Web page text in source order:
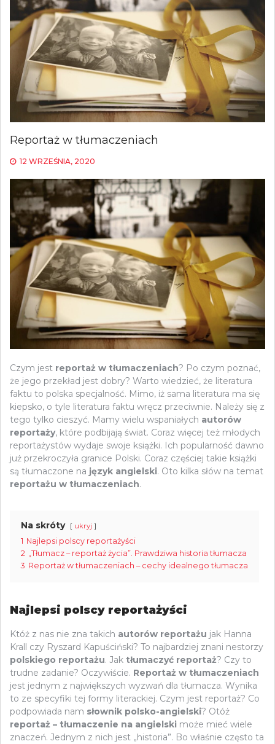
Reportaż w tłumaczeniach
12 WRZEŚNIA, 2020
Czym jest reportaż w tłumaczeniach? Po czym poznać,
że jego przekład jest dobry? Warto wiedzieć, że literatura
faktu to polska specjalność. Mimo, iż sama literatura ma się
kiepsko, o tyle literatura faktu wręcz przeciwnie. Należy się z
tego tylko cieszyć. Mamy wielu wspaniałych autorów
reportaży, które podbijają świat. Coraz więcej też młodych
reportażystów wydaje swoje książki. Ich popularność dawno
już przekroczyła granice Polski. Coraz częściej takie książki
są tłumaczone na język angielski. Oto kilka słów na temat
reportażu w tłumaczeniach.
Na skróty ukryj
1 Najlepsi polscy reportażyści
2 „Tłumacz – reportaż życia”. Prawdziwa historia tłumacza
3 Reportaż w tłumaczeniach – cechy idealnego tłumacza
Najlepsi polscy reportażyści
Któż z nas nie zna takich autorów reportażu jak Hanna
Krall czy Ryszard Kapuściński? To najbardziej znani nestorzy
polskiego reportażu. Jak tłumaczyć reportaż? Czy to
trudne zadanie? Oczywiście. Reportaż w tłumaczeniach
jest jednym z największych wyzwań dla tłumacza. Wynika
to ze specyfiki tej formy literackiej. Czym jest reportaż? Co
podpowiada nam słownik polsko-angielski? Otóż
reportaż – tłumaczenie na angielski może mieć wiele
znaczeń. Jednym z nich jest „historia”. Bo właśnie często ta